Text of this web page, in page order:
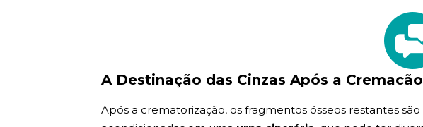
A Destinação das Cinzas Após a Cremacão
Após a crematorização, os fragmentos ósseos restantes